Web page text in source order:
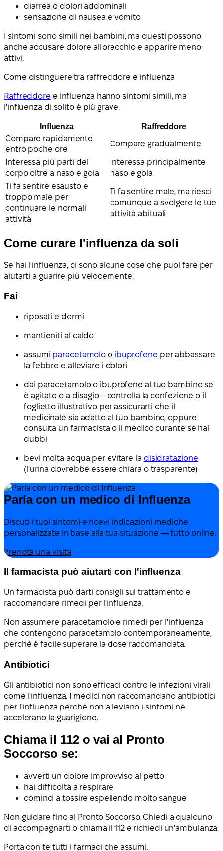
diarrea o dolori addominali
sensazione di nausea e vomito
I sintomi sono simili nei bambini, ma questi possono
anche accusare dolore all'orecchio e apparire meno
attivi.
Come distinguere tra raffreddore e influenza
Raffreddore e influenza hanno sintomi simili, ma
l'influenza di solito è più grave.
Influenza
Raffreddore
Compare rapidamente
entro poche ore
Compare gradualmente
Interessa più parti del
corpo oltre a naso e gola
Interessa principalmente
naso e gola
Ti fa sentire esausto e
troppo male per
continuare le normali
attività
Ti fa sentire male, ma riesci
comunque a svolgere le tue
attività abituali
Come curare l'influenza da soli
Se hai l'influenza, ci sono alcune cose che puoi fare per
aiutarti a guarire più velocemente.
Fai
riposati e dormi
mantieniti al caldo
assumi paracetamolo o ibuprofene per abbassare
la febbre e alleviare i dolori
dai paracetamolo o ibuprofene al tuo bambino se
è agitato o a disagio – controlla la confezione o il
foglietto illustrativo per assicurarti che il
medicinale sia adatto al tuo bambino, oppure
consulta un farmacista o il medico curante se hai
dubbi
bevi molta acqua per evitare la disidratazione
(l'urina dovrebbe essere chiara o trasparente)
Parla con un medico di Influenza
Discuti i tuoi sintomi e ricevi indicazioni mediche
personalizzate in base alla tua situazione — tutto online.
Prenota una visita
Il farmacista può aiutarti con l'influenza
Un farmacista può darti consigli sul trattamento e
raccomandare rimedi per l'influenza.
Non assumere paracetamolo e rimedi per l'influenza
che contengono paracetamolo contemporaneamente,
perché è facile superare la dose raccomandata.
Antibiotici
Gli antibiotici non sono efficaci contro le infezioni virali
come l'influenza. I medici non raccomandano antibiotici
per l'influenza perché non alleviano i sintomi né
accelerano la guarigione.
Chiama il 112 o vai al Pronto
Soccorso se:
avverti un dolore improvviso al petto
hai difficoltà a respirare
cominci a tossire espellendo molto sangue
Non guidare fino al Pronto Soccorso. Chiedi a qualcuno
di accompagnarti o chiama il 112 e richiedi un'ambulanza.
Porta con te tutti i farmaci che assumi.